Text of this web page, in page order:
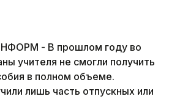
- В прошлом году во
учителя не смогли получить
в полном объеме.
лишь часть отпускных или